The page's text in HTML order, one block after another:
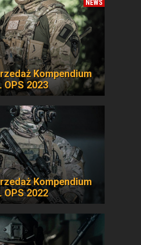
NEWS
Kompendium
OPS 2023
Kompendium
OPS 2022